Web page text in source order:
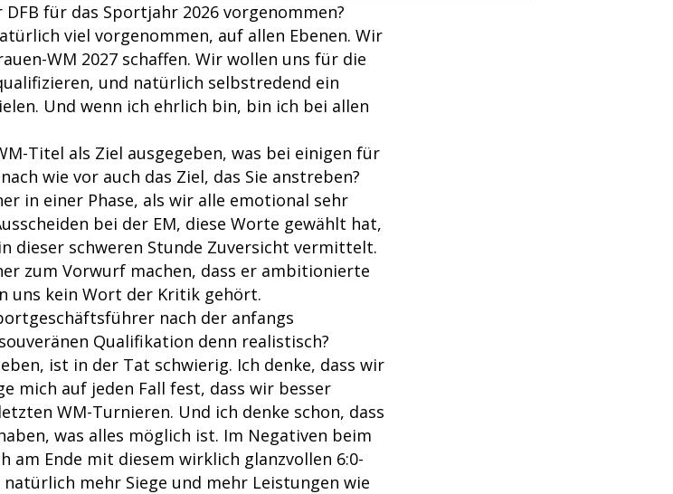
für das Sportjahr 2026 vorgenommen?
viel vorgenommen, auf allen Ebenen. Wir
WM 2027 schaffen. Wir wollen uns für die
und natürlich selbstredend ein
Und wenn ich ehrlich bin, bin ich bei allen
Titel als Ziel ausgegeben, was bei einigen für
wie vor auch das Ziel, das Sie anstreben?
in einer Phase, als wir alle emotional sehr
bei der EM, diese Worte gewählt hat,
dieser schweren Stunde Zuversicht vermittelt.
zum Vorwurf machen, dass er ambitionierte
uns kein Wort der Kritik gehört.
nach der anfangs
Qualifikation denn realistisch?
ist in der Tat schwierig. Ich denke, dass wir
mich auf jeden Fall fest, dass wir besser
WM-Turnieren. Und ich denke schon, dass
was alles möglich ist. Im Negativen beim
am Ende mit diesem wirklich glanzvollen 6:0-
mehr Siege und mehr Leistungen wie